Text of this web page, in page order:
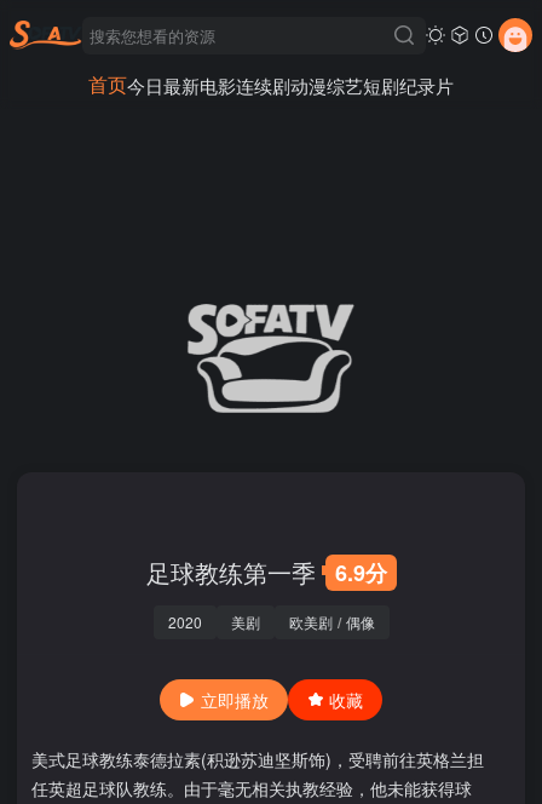
首页今日最新电影连续剧动漫综艺短剧纪录片
足球教练第一季 6.9分
2020 美剧 欧美剧 / 偶像
立即播放 收藏
美式足球教练泰德拉素(积逊苏迪坚斯饰)，受聘前往英格兰担
任英超足球队教练。由于毫无相关执教经验，他未能获得球